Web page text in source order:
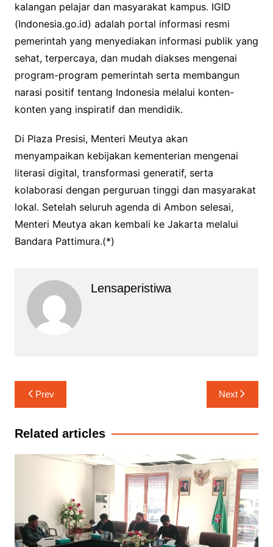
kalangan pelajar dan masyarakat kampus. IGID
(Indonesia.go.id) adalah portal informasi resmi
pemerintah yang menyediakan informasi publik yang
sehat, terpercaya, dan mudah diakses mengenai
program-program pemerintah serta membangun
narasi positif tentang Indonesia melalui konten-
konten yang inspiratif dan mendidik.
Di Plaza Presisi, Menteri Meutya akan
menyampaikan kebijakan kementerian mengenai
literasi digital, transformasi generatif, serta
kolaborasi dengan perguruan tinggi dan masyarakat
lokal. Setelah seluruh agenda di Ambon selesai,
Menteri Meutya akan kembali ke Jakarta melalui
Bandara Pattimura.(*)
Lensaperistiwa
Navigasi
pos
Prev Next
Related articles